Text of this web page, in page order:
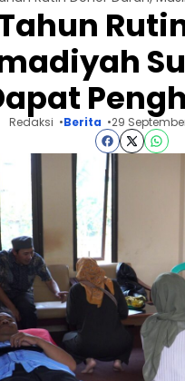
Redaksi Berita 29